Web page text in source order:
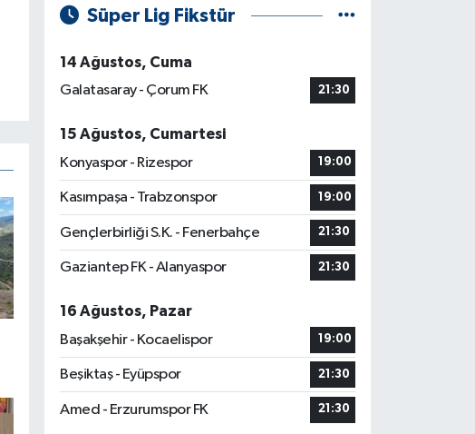
Süper Lig Fikstür
14 Ağustos, Cuma
Galatasaray - Çorum FK
21:30
15 Ağustos, Cumartesi
Konyaspor - Rizespor
19:00
Kasımpaşa - Trabzonspor 19:00
Gençlerbirliği S.K. - Fenerbahçe 21:30
Gaziantep FK - Alanyaspor 21:30
16 Ağustos, Pazar
Başakşehir - Kocaelispor
19:00
Beşiktaş - Eyüpspor 21:30
Amed - Erzurumspor FK 21:30